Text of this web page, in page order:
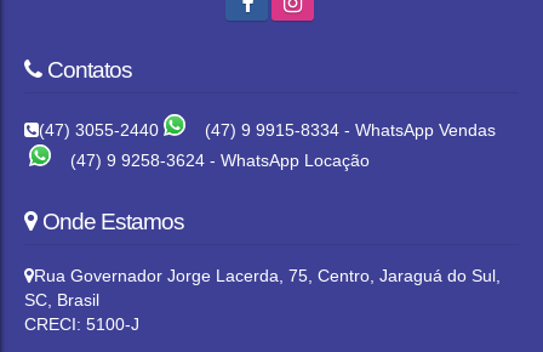
Contatos
(47) 3055-2440
(47) 9 9915-8334 - WhatsApp Vendas
(47) 9 9258-3624 - WhatsApp Locação
Onde Estamos
Rua Governador Jorge Lacerda, 75, Centro, Jaraguá do Sul,
SC, Brasil
CRECI: 5100-J